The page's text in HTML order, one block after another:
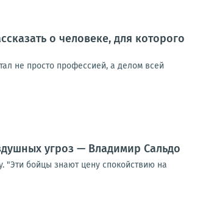
о человеке, для которого
не просто профессией, а делом всей
угроз — Владимир Сальдо
"Эти бойцы знают цену спокойствию на